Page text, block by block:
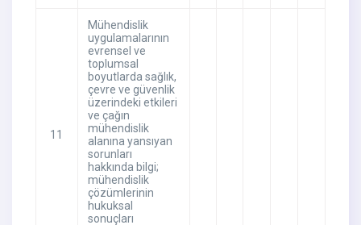
11
Mühendislik
uygulamalarının
evrensel ve
toplumsal
boyutlarda sağlık,
çevre ve güvenlik
üzerindeki etkileri
ve çağın
mühendislik
alanına yansıyan
sorunları
hakkında bilgi;
mühendislik
çözümlerinin
hukuksal
sonuçları